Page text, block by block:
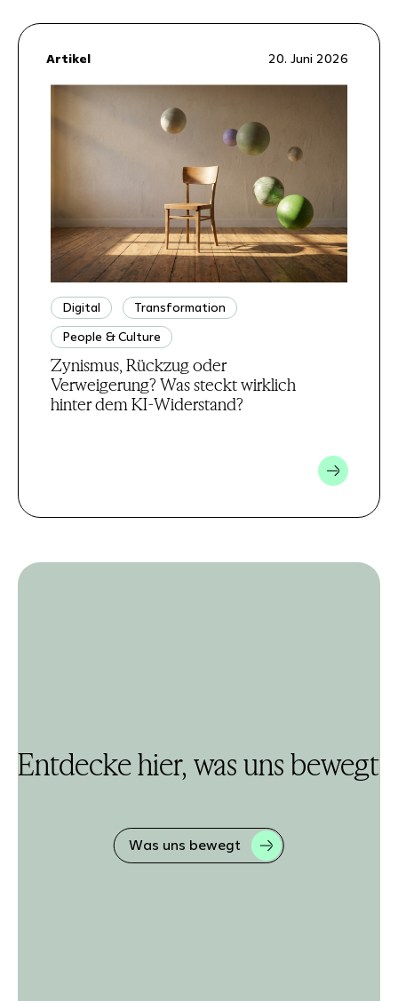
20. Juni 2026
Artikel
Digital
Transformation
People & Culture
Zynismus, Rückzug oder
Verweigerung? Was steckt wirklich
hinter dem KI-Widerstand?
Entdecke hier, was uns bewegt
Was uns bewegt